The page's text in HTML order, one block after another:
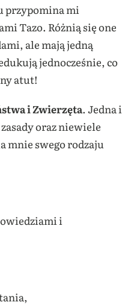
przypomina mi
Tazo. Różnią się one
ale mają jedną
jednocześnie, co
atut!
i Zwierzęta. Jedna i
oraz niewiele
mnie swego rodzaju
i